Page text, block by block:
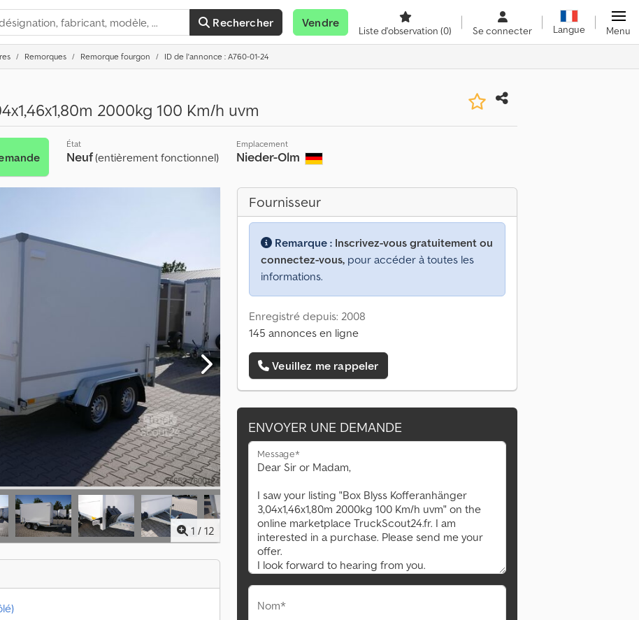
Rechercher Vendre
Liste d'observation (0) Se connecter Langue Menu
Remorques Remorque fourgon ID de l'annonce : A760-01-24
2000kg 100 Km/h uvm
État
Neuf(entièrement fonctionnel)
Emplacement
Nieder-Olm
1 / 12
Fournisseur
Remarque : Inscrivez-vous gratuitement ou
connectez-vous, pour accéder à toutes les
informations.
Enregistré depuis: 2008
145 annonces en ligne
Veuillez me rappeler
ENVOYER UNE DEMANDE
Message*
Nom*